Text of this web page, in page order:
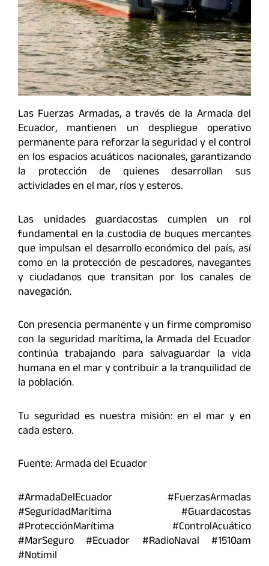
Las Fuerzas Armadas, a través de la Armada del
Ecuador, mantienen un despliegue operativo
permanente para reforzar la seguridad y el control
en los espacios acuáticos nacionales, garantizando
la protección de quienes desarrollan sus
actividades en el mar, ríos y esteros.
Las unidades guardacostas cumplen un rol
fundamental en la custodia de buques mercantes
que impulsan el desarrollo económico del país, así
como en la protección de pescadores, navegantes
y ciudadanos que transitan por los canales de
navegación.
Con presencia permanente y un firme compromiso
con la seguridad marítima, la Armada del Ecuador
continúa trabajando para salvaguardar la vida
humana en el mar y contribuir a la tranquilidad de
la población.
Tu seguridad es nuestra misión: en el mar y en
cada estero.
Fuente: Armada del Ecuador
#ArmadaDelEcuador #FuerzasArmadas
#SeguridadMarítima #Guardacostas
#ProtecciónMarítima #ControlAcuático
#MarSeguro #Ecuador #RadioNaval #1510am
#Notimil